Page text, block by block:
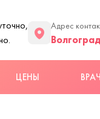
Адрес
Волгоград
ЦЕНЫ